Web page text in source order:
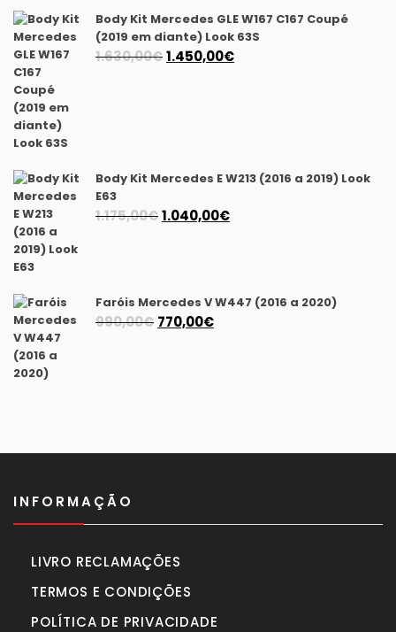
era:
940,00€.
é:
870,00€.
Body Kit Mercedes GLE W167 C167 Coupé
(2019 em diante) Look 63S
1.630,00€O
1.450,00€O
Body Kit Mercedes E W213 (2016 a 2019) Look
E63
1.175,00€O
1.175,00€.
1.040,00€O
1.040,00€.
Faróis Mercedes V W447 (2016 a 2020)
990,00€ O
770,00€O
INFORMAÇÃO
LIVRO RECLAMAÇÕES
TERMOS E CONDIÇÕES
POLÍTICA DE PRIVACIDADE